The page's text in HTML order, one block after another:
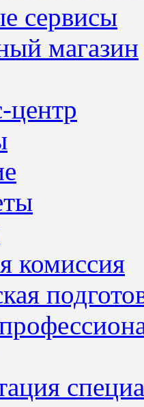
сервисы
магазин
центр
комиссия